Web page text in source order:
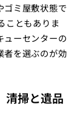
ゴミ屋敷状態で
こともありま
ューセンターの
者を選ぶのが効
清掃と遺品